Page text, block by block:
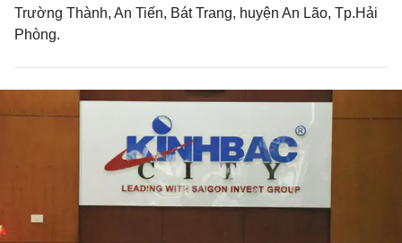
Trường Thành, An Tiến, Bát Trang, huyện An Lão, Tp.Hải
Phòng.